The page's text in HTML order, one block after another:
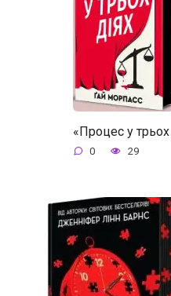
«Процес у
0 29